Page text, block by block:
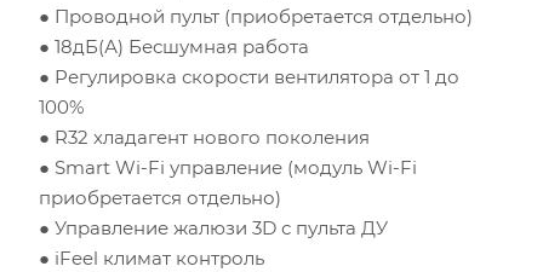
● Проводной пульт (приобретается отдельно)
● 18дБ(А) Бесшумная работа
● Регулировка скорости вентилятора от 1 до
100%
● R32 хладагент нового поколения
● Smart Wi-Fi управление (модуль Wi-Fi
приобретается отдельно)
● Управление жалюзи 3D с пульта ДУ
● iFeel климат контроль
Высота потолка (м)
Количество людей
Количество компьютеров